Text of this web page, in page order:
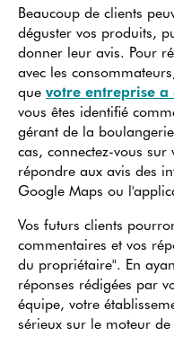
Beaucoup de clients
déguster vos produits,
donner leur avis. Pour
avec les
que votre entreprise
vous êtes identifié
gérant de la
cas, connectez-vous
répondre aux avis des
Google Maps ou
Vos futurs clients
commentaires et vos
du propriétaire". En
réponses rédigées par
équipe, votre
sérieux sur le moteur de